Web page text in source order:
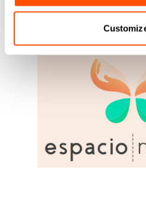
Para Mas Informacion: